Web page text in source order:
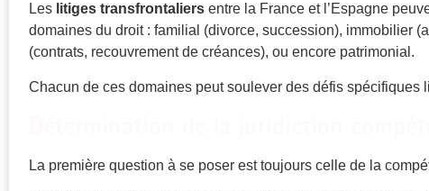
Les litiges transfrontaliers entre la France et l’Espagne
domaines du droit : familial (divorce, succession), immobilier
(contrats, recouvrement de créances), ou encore patrimonial.
Chacun de ces domaines peut soulever des défis spécifiques
La première question à se poser est toujours celle de la